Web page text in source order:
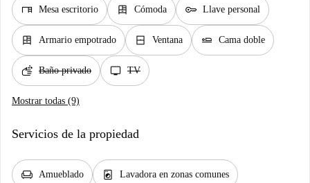
desk Mesa escritorio dresser Cómoda key Llave personal
dresser Armario empotrado window_closed Ventana airline_seat_flat Cama doble
soap Baño privado tv TV
Mostrar todas (9)
Servicios de la propiedad
chair Amueblado local_laundry_service Lavadora en zonas comunes